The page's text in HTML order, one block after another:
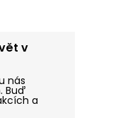
v
nás
Buď
a